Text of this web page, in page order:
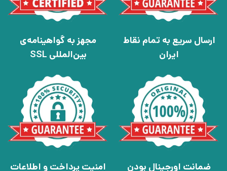
ارسال سریع به تمام نقاط
ایران
مجهز به گواهینامه‌ی
بین‌المللی SSL
ضمانت اورجینال بودن
امنیت پرداخت و اطلاعات